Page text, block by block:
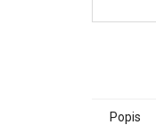
Popis